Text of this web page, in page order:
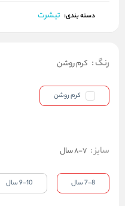
دسته بندی: تیشرت
رنگ: کرم روشن
کرم روشن
سایز: 7-8 سال
7-8 سال 9-10 سال